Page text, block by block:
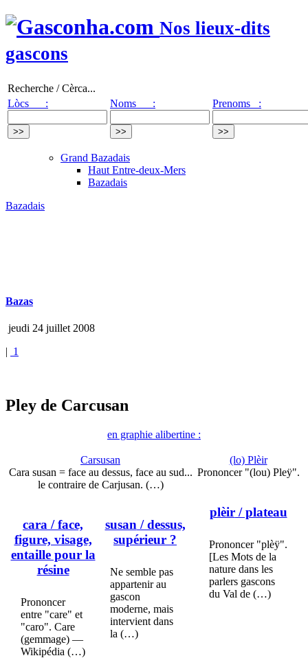
Nos lieux-dits
gascons
Recherche / Cèrca...
Lòcs :
Noms : Prenoms :
Grand Bazadais
Haut Entre-deux-Mers
Bazadais
Bazadais
Bazas
jeudi 24 juillet 2008
| 1
Pley de Carcusan
en graphie alibertine :
Carsusan
Cara susan = face au dessus, face au sud...
le contraire de Carjusan. (…)
cara / face,
figure, visage,
entaille pour la
résine
Prononcer
entre "care" et
"caro". Care
(gemmage) —
Wikipédia (…)
susan / dessus,
supérieur ?
Ne semble pas
appartenir au
gascon
moderne, mais
intervient dans
la (…)
(lo) Plèir
Prononcer "(lou) Pleÿ".
plèir/ plateau
Prononcer "plèÿ".
[Les Mots de la
nature dans les
parlers gascons
du Val de (…)